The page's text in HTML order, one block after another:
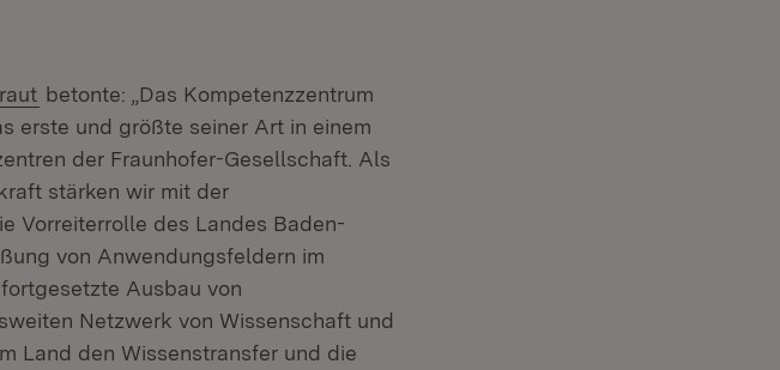
betonte: „Das Kompetenzzentrum
erste und größte seiner Art in einem
der Fraunhofer-Gesellschaft. Als
stärken wir mit der
Vorreiterrolle des Landes Baden-
von Anwendungsfeldern im
Ausbau von
Netzwerk von Wissenschaft und
Land den Wissenstransfer und die